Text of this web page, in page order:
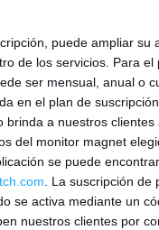
puede ampliar su
de los servicios. Para el
ser mensual, anual o
en el plan de
brinda a nuestros clientes
del monitor magnet
se puede
. La suscripción
se activa mediante un
nuestros clientes por